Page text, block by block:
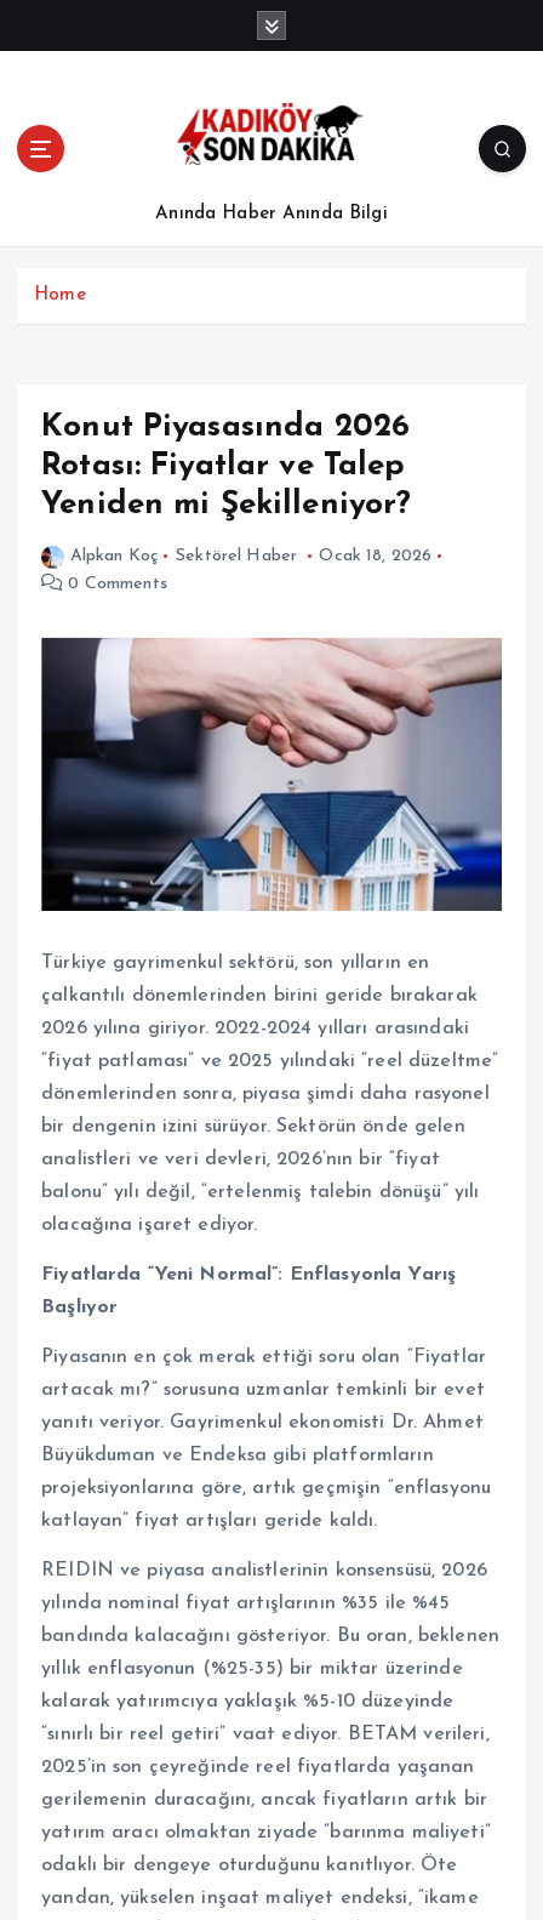
Anında Haber Anında Bilgi
Home
Konut Piyasasında 2026
Rotası: Fiyatlar ve Talep
Yeniden mi Şekilleniyor?
Alpkan Koç Sektörel Haber
Ocak 18, 2026
0 Comments
Türkiye gayrimenkul sektörü, son yılların en
çalkantılı dönemlerinden birini geride bırakarak
2026 yılına giriyor. 2022-2024 yılları arasındaki
“fiyat patlaması” ve 2025 yılındaki “reel düzeltme”
dönemlerinden sonra, piyasa şimdi daha rasyonel
bir dengenin izini sürüyor. Sektörün önde gelen
analistleri ve veri devleri, 2026’nın bir “fiyat
balonu” yılı değil, “ertelenmiş talebin dönüşü” yılı
olacağına işaret ediyor.
Fiyatlarda “Yeni Normal”: Enflasyonla Yarış
Başlıyor
Piyasanın en çok merak ettiği soru olan “Fiyatlar
artacak mı?” sorusuna uzmanlar temkinli bir evet
yanıtı veriyor. Gayrimenkul ekonomisti Dr. Ahmet
Büyükduman ve Endeksa gibi platformların
projeksiyonlarına göre, artık geçmişin “enflasyonu
katlayan” fiyat artışları geride kaldı.
REIDIN ve piyasa analistlerinin konsensüsü, 2026
yılında nominal fiyat artışlarının %35 ile %45
bandında kalacağını gösteriyor. Bu oran, beklenen
yıllık enflasyonun (%25-35) bir miktar üzerinde
kalarak yatırımcıya yaklaşık %5-10 düzeyinde
“sınırlı bir reel getiri” vaat ediyor. BETAM verileri,
2025’in son çeyreğinde reel fiyatlarda yaşanan
gerilemenin duracağını, ancak fiyatların artık bir
yatırım aracı olmaktan ziyade “barınma maliyeti”
odaklı bir dengeye oturduğunu kanıtlıyor. Öte
yandan, yükselen inşaat maliyet endeksi, “ikame